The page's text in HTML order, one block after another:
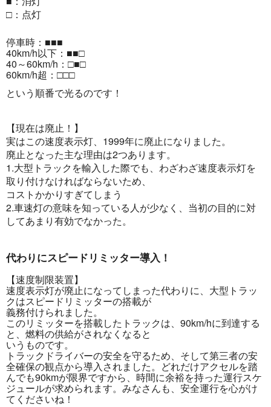
□：点灯
停車時：■■■
40km/h以下：■■□
40～60km/h：□■□
60km/h超：□□□
という順番で光るのです！
【現在は廃止！】
実はこの速度表示灯、1999年に廃止になりました。
廃止となった主な理由は2つあります。
1.大型トラックを輸入した際でも、わざわざ速度表示灯を
取り付けなければならないため、
コストかかりすぎてしまう
2.車速灯の意味を知っている人が少なく、当初の目的に対
してあまり有効でなかった。
代わりにスピードリミッター導入！
【速度制限装置】
速度表示灯が廃止になってしまった代わりに、大型トラッ
クはスピードリミッターの搭載が
義務付けられました。
このリミッターを搭載したトラックは、90km/hに到達する
と、燃料の供給がされなくなると
いうものです。
トラックドライバーの安全を守るため、そして第三者の安
全確保の観点から導入されました。どれだけアクセルを踏
んでも90kmが限界ですから、時間に余裕を持った運行スケ
ジュールが求められます。みなさんも、安全運行を心がけ
てくださいね！